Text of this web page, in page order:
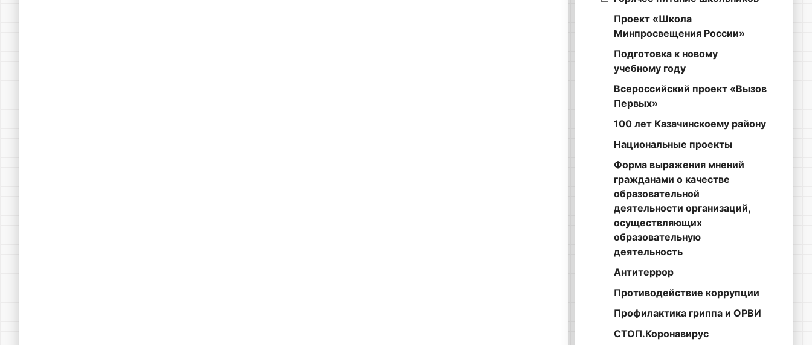
Проект «Школа
Минпросвещения России»
Подготовка к новому
учебному году
Всероссийский проект «Вызов
Первых»
100 лет Казачинскоему району
Национальные проекты
Форма выражения мнений
гражданами о качестве
образовательной
деятельности организаций,
осуществляющих
образовательную
деятельность
Антитеррор
Противодействие коррупции
Профилактика гриппа и ОРВИ
СТОП.Коронавирус